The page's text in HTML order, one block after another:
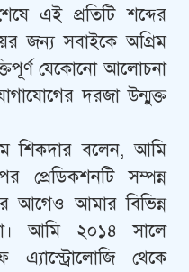
এই প্রতিটি শব্দের
জন্য সবাইকে অগ্রিম
যেকোনো আলোচনা
দরজা উন্মুক্ত
শিকদার বলেন, আমি
প্রেডিকশনটি সম্পন্ন
আগেও আমার বিভিন্ন
আমি ২০১৪ সালে
এ্যাস্ট্রোলোজি থেকে